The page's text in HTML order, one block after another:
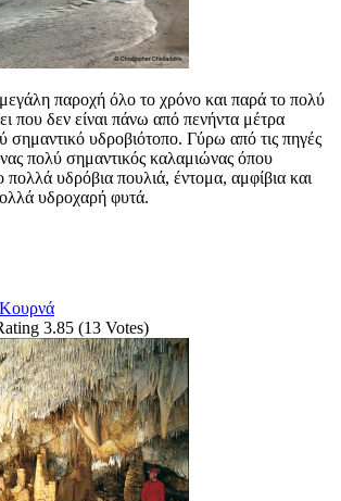
παροχή όλο το χρόνο και παρά το πολύ
που δεν είναι πάνω από πενήντα μέτρα
σημαντικό υδροβιότοπο. Γύρω από τις πηγές
πολύ σημαντικός καλαμιώνας όπου
πολλά υδρόβια πουλιά, έντομα, αμφίβια και
υδροχαρή φυτά.
3.85 (13 Votes)